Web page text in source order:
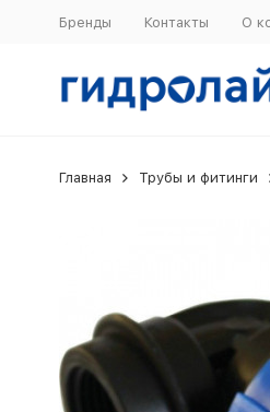
Бренды Контакты О
Главная Трубы и фитинги